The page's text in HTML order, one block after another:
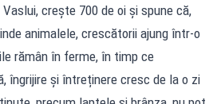
crește 700 de oi și spune că,
animalele, crescătorii ajung într-o
rămân în ferme, în timp ce
îngrijire și întreținere cresc de la o zi